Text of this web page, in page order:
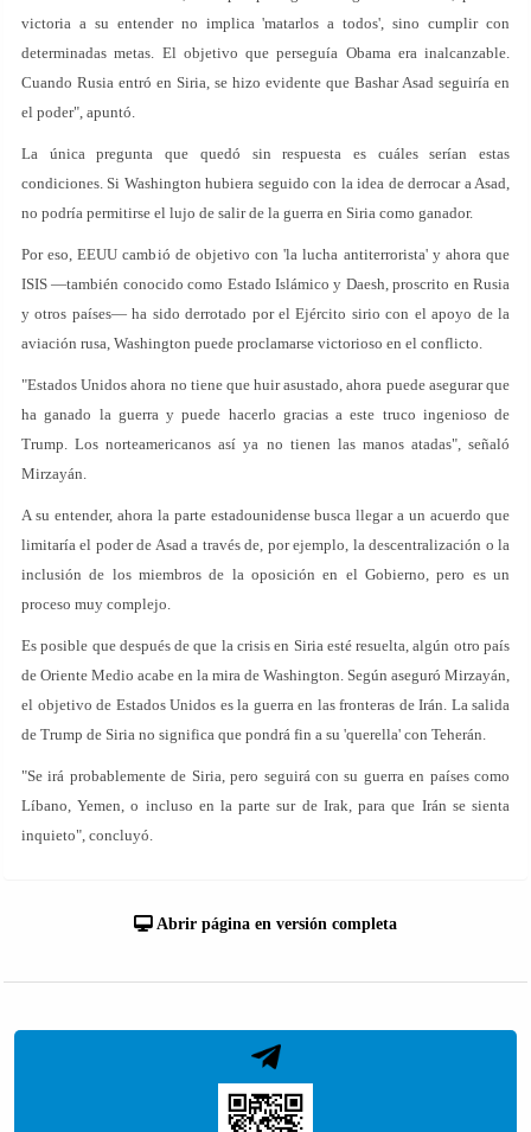
victoria a su entender no implica 'matarlos a todos', sino cumplir con
determinadas metas. El objetivo que perseguía Obama era inalcanzable.
Cuando Rusia entró en Siria, se hizo evidente que Bashar Asad seguiría en
el poder", apuntó.
La única pregunta que quedó sin respuesta es cuáles serían estas
condiciones. Si Washington hubiera seguido con la idea de derrocar a Asad,
no podría permitirse el lujo de salir de la guerra en Siria como ganador.
Por eso, EEUU cambió de objetivo con 'la lucha antiterrorista' y ahora que
ISIS —también conocido como Estado Islámico y Daesh, proscrito en Rusia
y otros países— ha sido derrotado por el Ejército sirio con el apoyo de la
aviación rusa, Washington puede proclamarse victorioso en el conflicto.
"Estados Unidos ahora no tiene que huir asustado, ahora puede asegurar que
ha ganado la guerra y puede hacerlo gracias a este truco ingenioso de
Trump. Los norteamericanos así ya no tienen las manos atadas", señaló
Mirzayán.
A su entender, ahora la parte estadounidense busca llegar a un acuerdo que
limitaría el poder de Asad a través de, por ejemplo, la descentralización o la
inclusión de los miembros de la oposición en el Gobierno, pero es un
proceso muy complejo.
Es posible que después de que la crisis en Siria esté resuelta, algún otro país
de Oriente Medio acabe en la mira de Washington. Según aseguró Mirzayán,
el objetivo de Estados Unidos es la guerra en las fronteras de Irán. La salida
de Trump de Siria no significa que pondrá fin a su 'querella' con Teherán.
"Se irá probablemente de Siria, pero seguirá con su guerra en países como
Líbano, Yemen, o incluso en la parte sur de Irak, para que Irán se sienta
inquieto", concluyó.
Abrir página en versión completa